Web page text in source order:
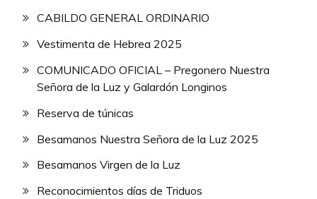
CABILDO GENERAL ORDINARIO
Vestimenta de Hebrea 2025
COMUNICADO OFICIAL – Pregonero Nuestra
Señora de la Luz y Galardón Longinos
Reserva de túnicas
Besamanos Nuestra Señora de la Luz 2025
Besamanos Virgen de la Luz
Reconocimientos días de Triduos